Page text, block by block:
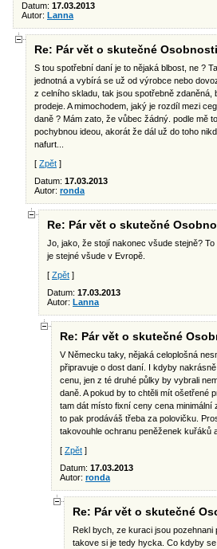
Datum: 17.03.2013
Autor: Lanna
Re: Pár vět o skutečné Osobnosti
S tou spotřební daní je to nějaká blbost, ne ?
jednotná a vybírá se už od výrobce nebo
z celního skladu, tak jsou spotřebně zdaněná,
prodeje. A mimochodem, jaký je rozdíl mezi
daně ? Mám zato, že vůbec žádný. podle mě
pochybnou ideou, akorát že dál už do toho
nafurt...
[ Zpět ]
Datum: 17.03.2013
Autor: ronda
Re: Pár vět o skutečné
Jo, jako, že stojí nakonec všude stejně?
je stejné všude v Evropě.
[ Zpět ]
Datum: 17.03.2013
Autor: Lanna
Re: Pár vět o skutečné
V Německu taky, nějaká celoplošná
připravuje o dost daní. I kdyby
cenu, jen z té druhé půlky by vybrali
daně. A pokud by to chtěli mít ošetřené
tam dát místo fixní ceny cena
to pak prodáváš třeba za polovičku.
takovouhle ochranu peněženek kuřáků
[ Zpět ]
Datum: 17.03.2013
Autor: ronda
Re: Pár vět o skutečné
Rekl bych, ze kuraci jsou
takove si je tedy hycka. Co kdyby